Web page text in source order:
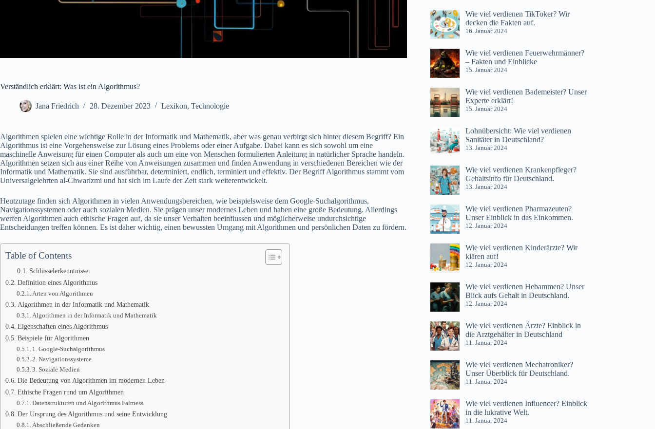
Verständlich erklärt: Was ist ein Algorithmus?
Jana Friedrich 28. Dezember 2023 Lexikon, Technologie
Algorithmen spielen eine wichtige Rolle in der Informatik und Mathematik, aber was genau verbirgt sich hinter diesem Begriff? Ein
Algorithmus ist eine Vorgehensweise zur Lösung eines Problems oder einer Aufgabe. Dabei kann es sich sowohl um eine
maschinelle Anweisung für einen Computer als auch um eine von Menschen formulierten Anleitung in natürlicher Sprache handeln.
Algorithmen setzen sich aus einer Reihe von Anweisungen zusammen und finden Anwendung in verschiedenen Bereichen wie der
Informatik und Mathematik. Sie sind ausführbar, determiniert, endlich, terminiert und effektiv. Der Begriff Algorithmus stammt vom
Universalgelehrten al-Chwarizmi und hat sich im Laufe der Zeit stark weiterentwickelt.
Heutzutage finden sich Algorithmen in vielen Anwendungsbereichen, wie beispielsweise dem Google-Suchalgorithmus,
Navigationssystemen oder auch sozialen Medien. Sie prägen unser modernes Leben und haben eine große Bedeutung. Allerdings
werfen Algorithmen auch ethische Fragen auf, da sie unser Verhalten beeinflussen und möglicherweise undurchsichtige
Entscheidungen treffen können. Es ist daher wichtig, einen bewussten Umgang mit Algorithmen und persönlichen Daten zu fördern.
Table of Contents
Schlüsselerkenntnisse:
Definition eines Algorithmus
Arten von Algorithmen
Algorithmen in der Informatik und Mathematik
Algorithmen in der Informatik und Mathematik
Eigenschaften eines Algorithmus
Beispiele für Algorithmen
1. Google-Suchalgorithmus
2. Navigationssysteme
3. Soziale Medien
Die Bedeutung von Algorithmen im modernen Leben
Ethische Fragen rund um Algorithmen
Datenstrukturen und Algorithmus Fairness
Der Ursprung des Algorithmus und seine Entwicklung
Abschließende Gedanken
Wie viel verdienen TikToker? Wir
decken die Fakten auf.
16. Januar 2024
Wie viel verdienen Feuerwehrmänner?
– Fakten und Einblicke
15. Januar 2024
Wie viel verdienen Bademeister? Unser
Experte erklärt!
15. Januar 2024
Lohnübersicht: Wie viel verdienen
Sanitäter in Deutschland?
13. Januar 2024
Wie viel verdienen Krankenpfleger?
Gehaltsinfo für Deutschland.
13. Januar 2024
Wie viel verdienen Pharmazeuten?
Unser Einblick in das Einkommen.
12. Januar 2024
Wie viel verdienen Kinderärzte? Wir
klären auf!
12. Januar 2024
Wie viel verdienen Hebammen? Unser
Blick aufs Gehalt in Deutschland.
12. Januar 2024
Wie viel verdienen Ärzte? Einblick in
die Arztgehälter in Deutschland
11. Januar 2024
Wie viel verdienen Mechatroniker?
Unser Überblick für Deutschland.
11. Januar 2024
Wie viel verdienen Influencer? Einblick
in die lukrative Welt.
11. Januar 2024